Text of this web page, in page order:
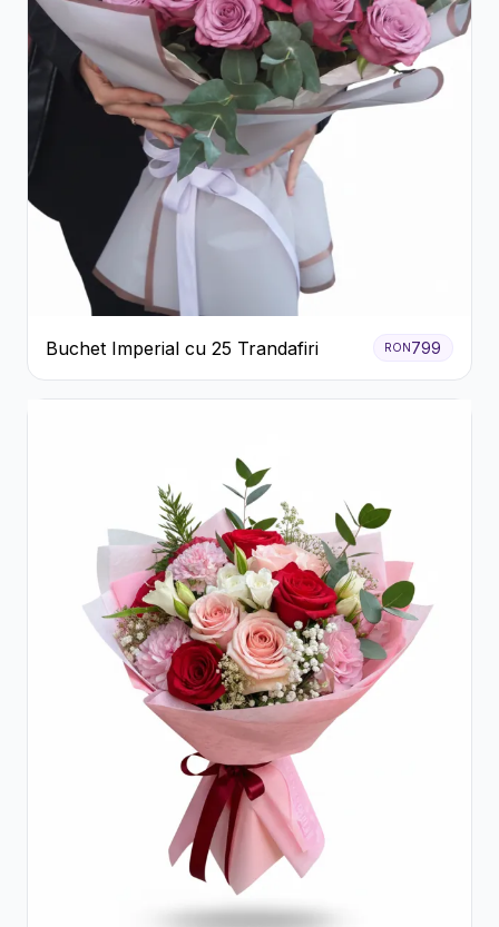
Buchet Imperial cu 25 Trandafiri RON 799